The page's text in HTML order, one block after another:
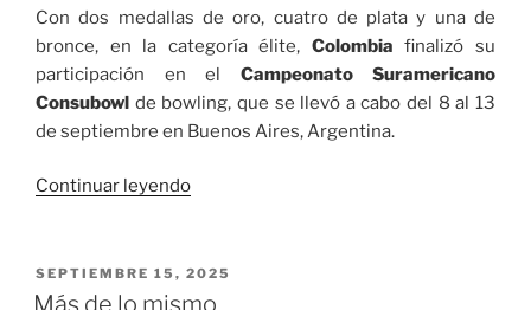
Con dos medallas de oro, cuatro de plata y una de
bronce, en la categoría élite, Colombiafinalizó su
participación en el Campeonato Suramericano
Consubowl de bowling, que se llevó a cabo del 8 al 13
de septiembre en Buenos Aires, Argentina.
Continuar leyendo«Colombia obtuvo
en
el
PUBLICADO
EL
SEPTIEMBRE 15, 2025
Más de lo mismo